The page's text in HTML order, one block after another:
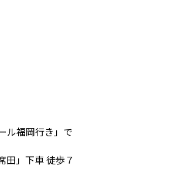
ル福岡行き」で
田」下車 徒歩７